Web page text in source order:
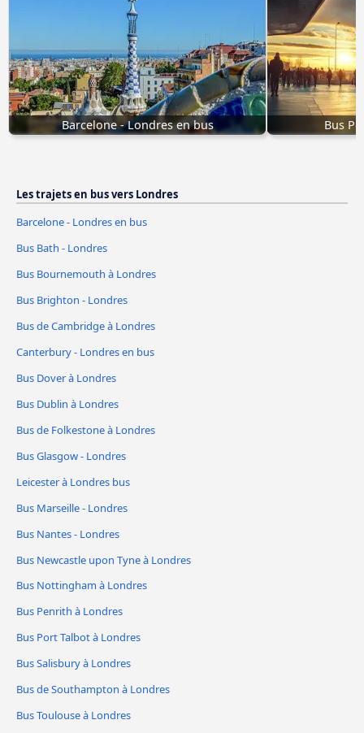
Barcelone - Londres en bus Bus
Les trajets en bus vers Londres
Barcelone - Londres en bus
Bus Bath - Londres
Bus Bournemouth à Londres
Bus Brighton - Londres
Bus de Cambridge à Londres
Canterbury - Londres en bus
Bus Dover à Londres
Bus Dublin à Londres
Bus de Folkestone à Londres
Bus Glasgow - Londres
Leicester à Londres bus
Bus Marseille - Londres
Bus Nantes - Londres
Bus Newcastle upon Tyne à Londres
Bus Nottingham à Londres
Bus Penrith à Londres
Bus Port Talbot à Londres
Bus Salisbury à Londres
Bus de Southampton à Londres
Bus Toulouse à Londres